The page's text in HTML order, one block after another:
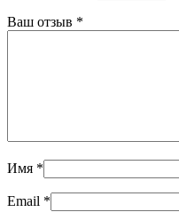
Ваш отзыв *
Имя *
Email *